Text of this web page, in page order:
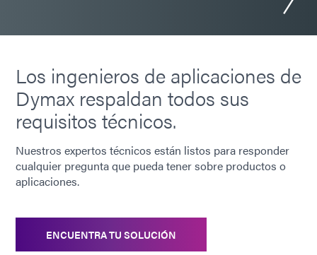
Los ingenieros de aplicaciones de
Dymax respaldan todos sus
requisitos técnicos.
Nuestros expertos técnicos están listos para responder
cualquier pregunta que pueda tener sobre productos o
aplicaciones.
ENCUENTRA TU SOLUCIÓN